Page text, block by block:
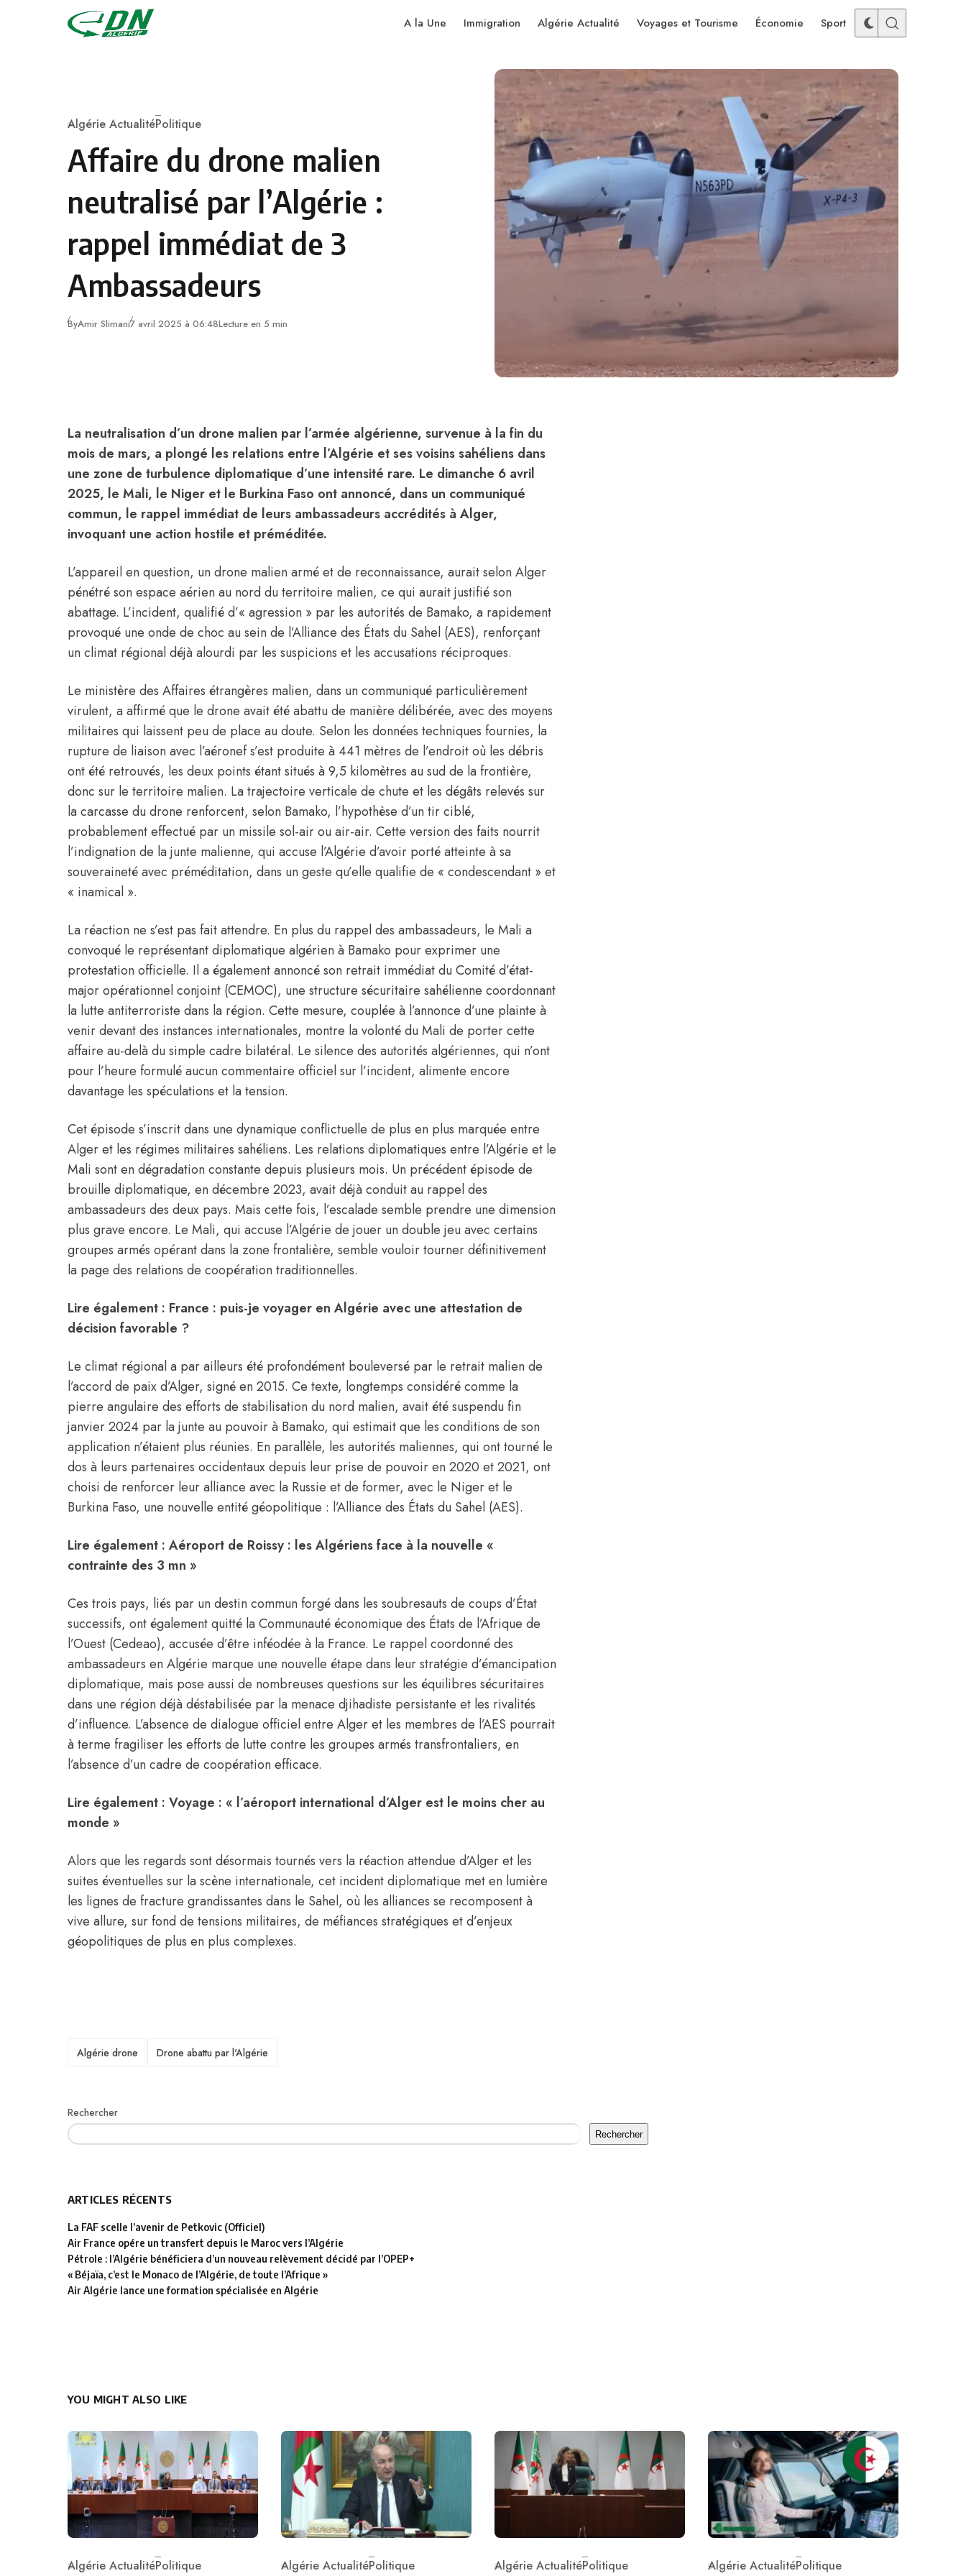
Skip to content
A la Une Immigration Algérie Actualité Voyages et Tourisme Économie Sport
Category
Algérie ActualitéPolitique
Affaire du drone malien
neutralisé par l’Algérie :
rappel immédiat de 3
Ambassadeurs
ByAmir Slimani7 avril 2025 à 06:48Lecture en 5 min
La neutralisation d’un drone malien par l’armée algérienne, survenue à la fin du
mois de mars, a plongé les relations entre l’Algérie et ses voisins sahéliens dans
une zone de turbulence diplomatique d’une intensité rare. Le dimanche 6 avril
2025, le Mali, le Niger et le Burkina Faso ont annoncé, dans un communiqué
commun, le rappel immédiat de leurs ambassadeurs accrédités à Alger,
invoquant une action hostile et préméditée.
L’appareil en question, un drone malien armé et de reconnaissance, aurait selon Alger
pénétré son espace aérien au nord du territoire malien, ce qui aurait justifié son
abattage. L’incident, qualifié d’« agression » par les autorités de Bamako, a rapidement
provoqué une onde de choc au sein de l’Alliance des États du Sahel (AES), renforçant
un climat régional déjà alourdi par les suspicions et les accusations réciproques.
Le ministère des Affaires étrangères malien, dans un communiqué particulièrement
virulent, a affirmé que le drone avait été abattu de manière délibérée, avec des moyens
militaires qui laissent peu de place au doute. Selon les données techniques fournies, la
rupture de liaison avec l’aéronef s’est produite à 441 mètres de l’endroit où les débris
ont été retrouvés, les deux points étant situés à 9,5 kilomètres au sud de la frontière,
donc sur le territoire malien. La trajectoire verticale de chute et les dégâts relevés sur
la carcasse du drone renforcent, selon Bamako, l’hypothèse d’un tir ciblé,
probablement effectué par un missile sol-air ou air-air. Cette version des faits nourrit
l’indignation de la junte malienne, qui accuse l’Algérie d’avoir porté atteinte à sa
souveraineté avec préméditation, dans un geste qu’elle qualifie de « condescendant » et
« inamical ».
La réaction ne s’est pas fait attendre. En plus du rappel des ambassadeurs, le Mali a
convoqué le représentant diplomatique algérien à Bamako pour exprimer une
protestation officielle. Il a également annoncé son retrait immédiat du Comité d’état-
major opérationnel conjoint (CEMOC), une structure sécuritaire sahélienne coordonnant
la lutte antiterroriste dans la région. Cette mesure, couplée à l’annonce d’une plainte à
venir devant des instances internationales, montre la volonté du Mali de porter cette
affaire au-delà du simple cadre bilatéral. Le silence des autorités algériennes, qui n’ont
pour l’heure formulé aucun commentaire officiel sur l’incident, alimente encore
davantage les spéculations et la tension.
Cet épisode s’inscrit dans une dynamique conflictuelle de plus en plus marquée entre
Alger et les régimes militaires sahéliens. Les relations diplomatiques entre l’Algérie et le
Mali sont en dégradation constante depuis plusieurs mois. Un précédent épisode de
brouille diplomatique, en décembre 2023, avait déjà conduit au rappel des
ambassadeurs des deux pays. Mais cette fois, l’escalade semble prendre une dimension
plus grave encore. Le Mali, qui accuse l’Algérie de jouer un double jeu avec certains
groupes armés opérant dans la zone frontalière, semble vouloir tourner définitivement
la page des relations de coopération traditionnelles.
Lire également : France : puis-je voyager en Algérie avec une attestation de
décision favorable ?
Le climat régional a par ailleurs été profondément bouleversé par le retrait malien de
l’accord de paix d’Alger, signé en 2015. Ce texte, longtemps considéré comme la
pierre angulaire des efforts de stabilisation du nord malien, avait été suspendu fin
janvier 2024 par la junte au pouvoir à Bamako, qui estimait que les conditions de son
application n’étaient plus réunies. En parallèle, les autorités maliennes, qui ont tourné le
dos à leurs partenaires occidentaux depuis leur prise de pouvoir en 2020 et 2021, ont
choisi de renforcer leur alliance avec la Russie et de former, avec le Niger et le
Burkina Faso, une nouvelle entité géopolitique : l’Alliance des États du Sahel (AES).
Lire également : Aéroport de Roissy : les Algériens face à la nouvelle «
contrainte des 3 mn »
Ces trois pays, liés par un destin commun forgé dans les soubresauts de coups d’État
successifs, ont également quitté la Communauté économique des États de l’Afrique de
l’Ouest (Cedeao), accusée d’être inféodée à la France. Le rappel coordonné des
ambassadeurs en Algérie marque une nouvelle étape dans leur stratégie d’émancipation
diplomatique, mais pose aussi de nombreuses questions sur les équilibres sécuritaires
dans une région déjà déstabilisée par la menace djihadiste persistante et les rivalités
d’influence. L’absence de dialogue officiel entre Alger et les membres de l’AES pourrait
à terme fragiliser les efforts de lutte contre les groupes armés transfrontaliers, en
l’absence d’un cadre de coopération efficace.
Lire également : Voyage : « l’aéroport international d’Alger est le moins cher au
monde »
Alors que les regards sont désormais tournés vers la réaction attendue d’Alger et les
suites éventuelles sur la scène internationale, cet incident diplomatique met en lumière
les lignes de fracture grandissantes dans le Sahel, où les alliances se recomposent à
vive allure, sur fond de tensions militaires, de méfiances stratégiques et d’enjeux
géopolitiques de plus en plus complexes.
TAGS
Algérie drone Drone abattu par l'Algérie
Rechercher
Rechercher
ARTICLES RÉCENTS
La FAF scelle l’avenir de Petkovic (Officiel)
Air France opére un transfert depuis le Maroc vers l’Algérie
Pétrole : l’Algérie bénéficiera d’un nouveau relèvement décidé par l’OPEP+
« Béjaïa, c’est le Monaco de l’Algérie, de toute l’Afrique »
Air Algérie lance une formation spécialisée en Algérie
YOU MIGHT ALSO LIKE
Algérie ActualitéPolitique Algérie ActualitéPolitique Algérie ActualitéPolitique Algérie ActualitéPolitique